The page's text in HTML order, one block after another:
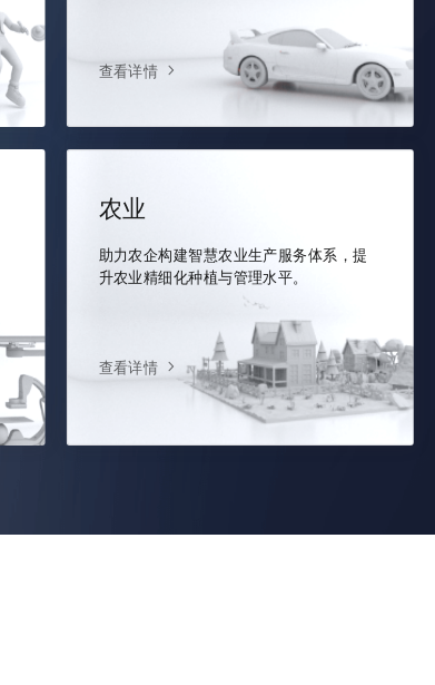
查看详情
农业
助力农企构建智慧农业生产服务体系，提
升农业精细化种植与管理水平。
查看详情